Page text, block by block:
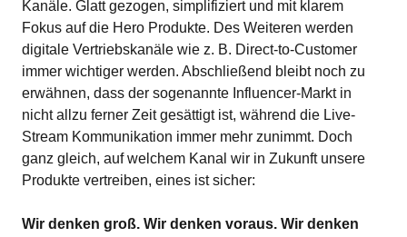
Kanäle. Glatt gezogen, simplifiziert und mit klarem
Fokus auf die Hero Produkte. Des Weiteren werden
digitale Vertriebskanäle wie z. B. Direct-to-Customer
immer wichtiger werden. Abschließend bleibt noch zu
erwähnen, dass der sogenannte Influencer-Markt in
nicht allzu ferner Zeit gesättigt ist, während die Live-
Stream Kommunikation immer mehr zunimmt. Doch
ganz gleich, auf welchem Kanal wir in Zukunft unsere
Produkte vertreiben, eines ist sicher:
Wir denken groß. Wir denken voraus. Wir denken